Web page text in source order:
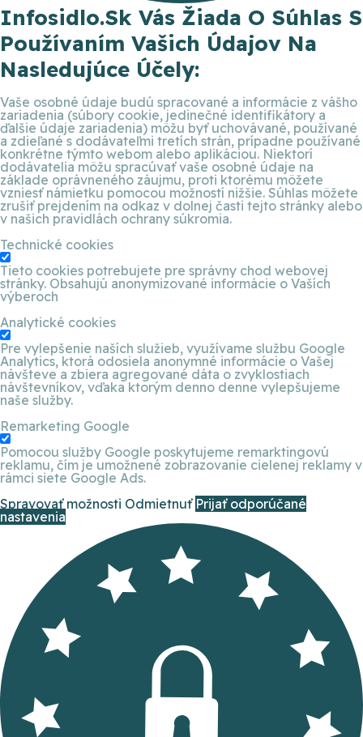
Infosidlo.sk Vás Žiada O Súhlas S
Používaním Vašich Údajov Na
Nasledujúce Účely:
Vaše osobné údaje budú spracované a informácie z vášho
zariadenia (súbory cookie, jedinečné identifikátory a
ďalšie údaje zariadenia) môžu byť uchovávané, používané
a zdieľané s dodávateľmi tretích strán, prípadne používané
konkrétne týmto webom alebo aplikáciou. Niektorí
dodávatelia môžu spracúvať vaše osobné údaje na
základe oprávneného záujmu, proti ktorému môžete
vzniesť námietku pomocou možností nižšie. Súhlas môžete
zrušiť prejdením na odkaz v dolnej časti tejto stránky alebo
v našich pravidlách ochrany súkromia.
Technické cookies
Tieto cookies potrebujete pre správny chod webovej
stránky. Obsahujú anonymizované informácie o Vaších
výberoch
Analytické cookies
Pre vylepšenie naších služieb, využívame službu Google
Analytics, ktorá odosiela anonymné informácie o Vašej
návšteve a zbiera agregované dáta o zvyklostiach
návštevníkov, vďaka ktorým denno denne vylepšujeme
naše služby.
Remarketing Google
Pomocou služby Google poskytujeme remarktingovú
reklamu, čím je umožnené zobrazovanie cielenej reklamy v
rámci siete Google Ads.
Spravovať možnosti Odmietnuť Prijať odporúčané
nastavenia